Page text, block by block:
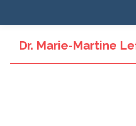
Dr. Marie-Martine